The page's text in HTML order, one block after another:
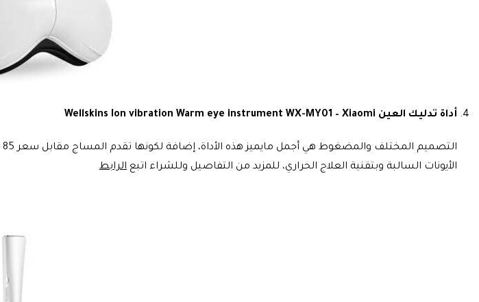
أداة تدليك العين Wellskins Ion vibration Warm eye instrument WX-MY01 – Xiaomi
الأيونات السالبة وبتقنية العلاج الحراري، للمزيد من التفاصيل وللشراء اتبع الرابط